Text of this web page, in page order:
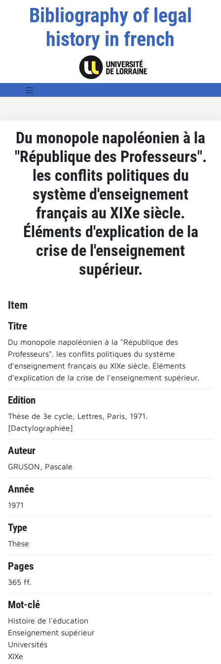
Bibliography of legal
history in french
Du monopole napoléonien à la
"République des Professeurs".
les conflits politiques du
système d'enseignement
français au XIXe siècle.
Éléments d'explication de la
crise de l'enseignement
supérieur.
Item
Titre
Du monopole napoléonien à la "République des
Professeurs". les conflits politiques du système
d'enseignement français au XIXe siècle. Éléments
d'explication de la crise de l'enseignement supérieur.
Edition
Thèse de 3e cycle, Lettres, Paris, 1971.
[Dactylographiée]
Auteur
GRUSON, Pascale
Année
1971
Type
Thèse
Pages
365 ff.
Mot-clé
Histoire de l'éducation
Enseignement supérieur
Universités
XIXe